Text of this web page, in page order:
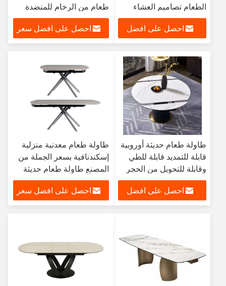
الطعام تصاميم العشاء
مطعم طاولة الطعام
والكراسي ل 8احصل على افضل
طعام من الرخام للمنضدة
مجموعة 6 كراسي قابلة
للتوسيع سعر المصنع بالجملة
رخيصة طاولة طعام واسعة
احصل على افضل سعر
طاولة طعام حديثة أوروبية
قابلة للتمديد قابلة للطي
وقابلة للتحويل من الحجر
الملبد سيقان معدنية 6 8
مقاعد مجموعة اثاث غرفة
الطعام
احصل على افضل
طاولة طعام معدنية منزلية
إسكندنافية بسعر الجملة من
المصنع طاولة طعام حديثة
قابلة للتمديد وقابلة للطي
لاستخدام غرفة الطعام
احصل على افضل سعر